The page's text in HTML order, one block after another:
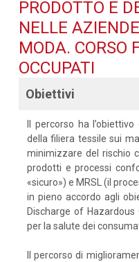
Dettaglio
formazione
PRODOTTO E
NELLE
MODA. CORSO
OCCUPATI
Obiettivi
Il percorso ha
della filiera tessile sui
minimizzare del rischio
prodotti e processi
«sicuro») e MRSL (il
in pieno accordo agli
Discharge of
per la salute dei
Il percorso di